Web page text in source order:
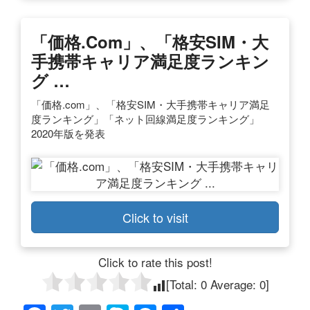
「価格.com」、「格安SIM・大
手携帯キャリア満足度ランキン
グ …
「価格.com」、「格安SIM・大手携帯キャリア満足
度ランキング」「ネット回線満足度ランキング」
2020年版を発表
Click to visit
Click to rate this post!
[Total: 0Average: 0]